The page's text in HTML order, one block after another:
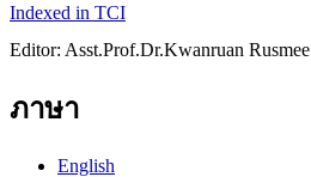
Indexed in TCI
Editor: Asst.Prof.Dr.Kwanruan Rusmee
ภาษา
English